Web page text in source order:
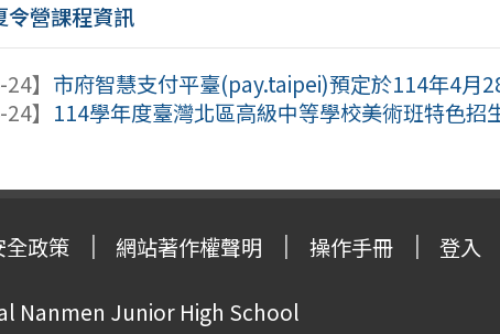
令營課程資訊
】 市府智慧支付平臺(pay.taipei)預定於114年4月
】 114學年度臺灣北區高級中等學校美術班特色招
全政策 網站著作權聲明 操作手冊 登入
Nanmen Junior High School